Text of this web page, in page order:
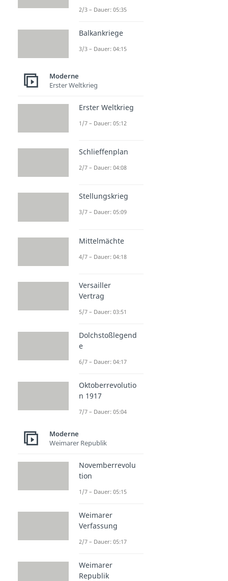
Reichskristallnacht
2/3 – Dauer: 05:35
Balkankriege
3/3 – Dauer: 04:15
Moderne
Erster Weltkrieg
Erster Weltkrieg
1/7 – Dauer: 05:12
Schlieffenplan
2/7 – Dauer: 04:08
Stellungskrieg
3/7 – Dauer: 05:09
Mittelmächte
4/7 – Dauer: 04:18
Versailler
Vertrag
5/7 – Dauer: 03:51
Dolchstoßlegend
e
6/7 – Dauer: 04:17
Oktoberrevolutio
n 1917
7/7 – Dauer: 05:04
Moderne
Weimarer Republik
Novemberrevolu
tion
1/7 – Dauer: 05:15
Weimarer
Verfassung
2/7 – Dauer: 05:17
Weimarer
Republik